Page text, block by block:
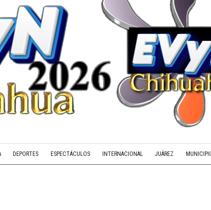
DEPORTES ESPECTÁCULOS INTERNACIONAL JUÁREZ